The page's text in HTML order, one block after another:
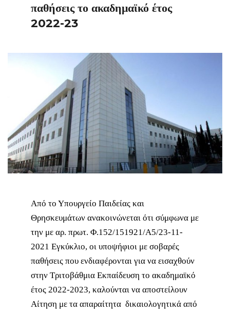
παθήσεις το ακαδημαϊκό έτος
2022-23
Από το Υπουργείο Παιδείας και
Θρησκευμάτων ανακοινώνεται ότι σύμφωνα με
την με αρ. πρωτ. Φ.152/151921/Α5/23-11-
2021 Εγκύκλιο, οι υποψήφιοι με σοβαρές
παθήσεις που ενδιαφέρονται για να εισαχθούν
στην Τριτοβάθμια Εκπαίδευση το ακαδημαϊκό
έτος 2022-2023, καλούνται να αποστείλουν
Αίτηση με τα απαραίτητα δικαιολογητικά από